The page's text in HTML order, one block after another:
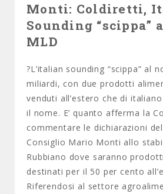
Monti: Coldiretti,
Sounding “scippa”
MLD
?L’italian sounding “scippa” al
miliardi, con due prodotti
venduti all’estero che di
il nome. E’ quanto afferma la
commentare le dichiarazioni
Consiglio Mario Monti allo
Rubbiano dove saranno
destinati per il 50 per cento
Riferendosi al settore